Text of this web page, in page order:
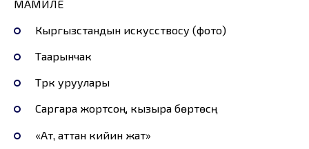
МАМИЛЕ
Кыргызстандын искусствосу (фото)
Таарынчак
Түрк уруулары
Саргара жортсоң, кызыра бөртөсүң
«Ат, аттан кийин жат»